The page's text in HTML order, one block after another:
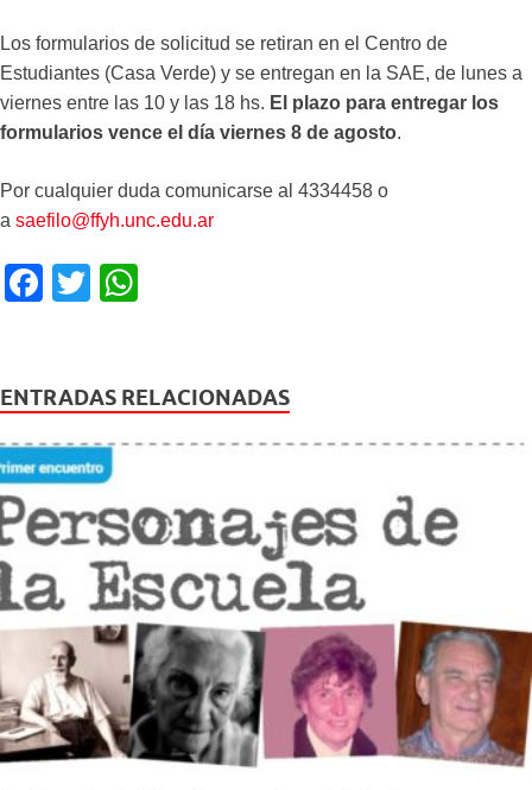
Los formularios de solicitud se retiran en el Centro de
Estudiantes (Casa Verde) y se entregan en la SAE, de lunes a
viernes entre las 10 y las 18 hs. El plazo para entregar los
formularios vence el día viernes 8 de agosto.
Por cualquier duda comunicarse al 4334458 o
a saefilo@ffyh.unc.edu.ar
F
e
b
o
o
k
T
er s
A
p
ENTRADAS RELACIONADAS